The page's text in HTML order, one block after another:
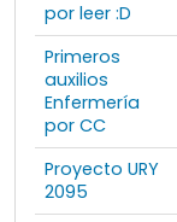
por leer :D
Primeros
auxilios
Enfermería
por CC
Proyecto URY
2095